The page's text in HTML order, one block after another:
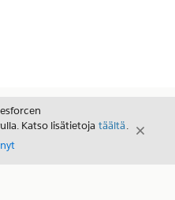
Katso lisätietoja täältä.
Sulje